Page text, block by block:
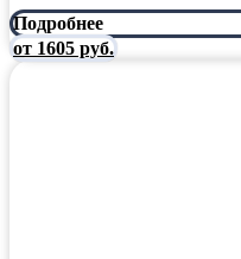
Подробнее
от 1605 руб.